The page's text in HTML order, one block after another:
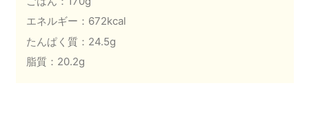
エネルギー：672kcal
たんぱく質：24.5g
脂質：20.2g